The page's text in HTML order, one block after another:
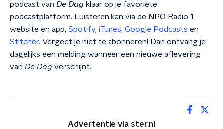
podcast van De Dag klaar op je favoriete
podcastplatform. Luisteren kan via de NPO Radio 1
website en app, Spotify, iTunes, Google Podcasts en
Stitcher. Vergeet je niet te abonneren! Dan ontvang je
dagelijks een melding wanneer een nieuwe aflevering
van De Dag verschijnt.
Advertentie via ster.nl